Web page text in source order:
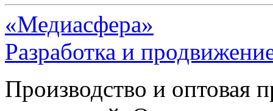
«Медиасфера»
Разработка и
Производство и оптовая